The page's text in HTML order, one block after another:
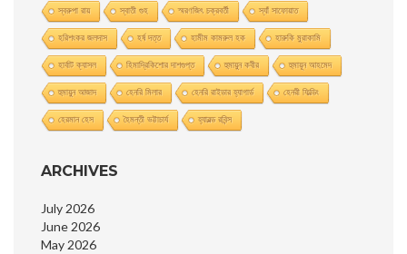
স্বরুপা রায় স্বাতী গুহ স্মরণজিৎ চক্রবর্তী স্যাঁ সাফোয়াত
হরিশংকর জলদাস হর্ষ দত্ত হামীম কামরুল হক হারুকি মুরাকামি
হার্বাট ক্যাসল হিমাদ্রিকিশাের দাশগুপ্ত হুমায়ুন কবীর হুমায়ূন আহমেদ
হুমায়ুন আজাদ হেনরি মিলার হেনরি রাইডার হ্যাগার্ড হেনরী ফিল্ডিং
হেরমান হেস হৈমন্তী ভট্টাচার্য হ্যারল্ড রবিন্স
ARCHIVES
July 2026
June 2026
May 2026